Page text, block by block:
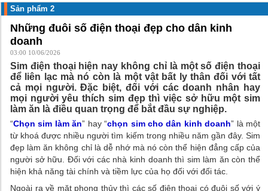
Sản phẩm 2
Những đuôi số điện thoại đẹp cho dân kinh
doanh
03:00 10/06/2026
Sim điện thoại hiện nay không chỉ là một số điện thoại
để liên lạc mà nó còn là một vật bất ly thân đối với tất
cả mọi người. Đặc biệt, đối với các doanh nhân hay
mọi người yêu thích sim đẹp thì việc sở hữu một sim
làm ăn là điều quan trọng để bắt đầu sự nghiệp.
“Chọn sim làm ăn” hay “chọn sim cho dân kinh doanh” là một
từ khoá được nhiều người tìm kiếm trong nhiều năm gần đây. Sim
đẹp làm ăn không chỉ là dễ nhớ mà nó còn thể hiện đẳng cấp của
người sở hữu. Đối với các nhà kinh doanh thì sim làm ăn còn thể
hiện khả năng tài chính và tiềm lực của họ đối với đối tác.
Ngoài ra về mặt phong thủy thì các số điện thoại có đuôi số với ý